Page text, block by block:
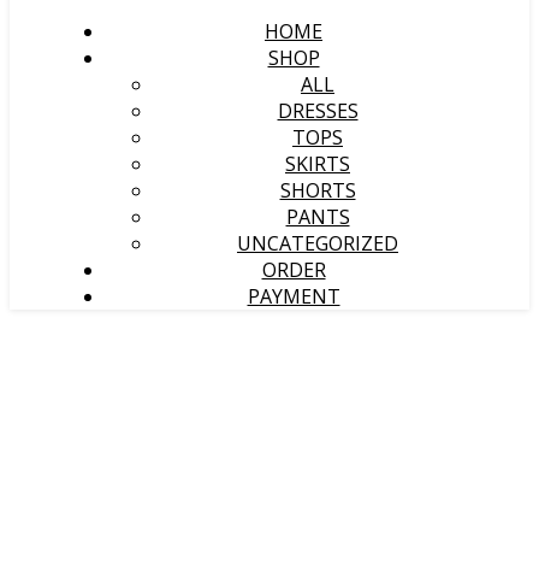
HOME
SHOP
ALL
DRESSES
TOPS
SKIRTS
SHORTS
PANTS
UNCATEGORIZED
ORDER
PAYMENT